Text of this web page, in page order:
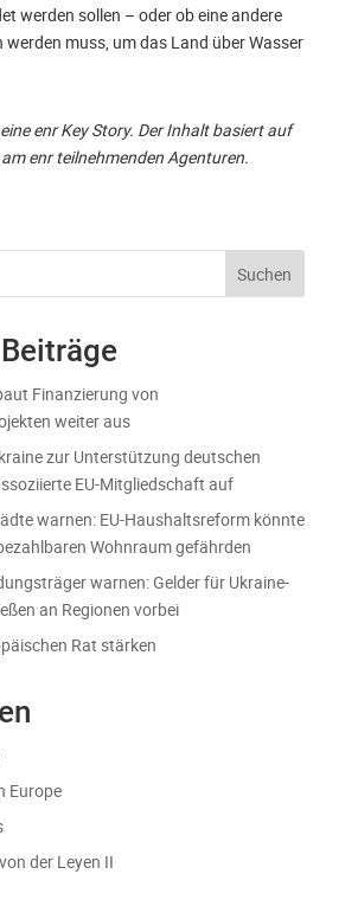
werden sollen – oder ob eine andere
muss, um das Land über Wasser
enr Key Story. Der Inhalt basiert auf
enr teilnehmenden Agenturen.
Suchen
Finanzierung von
weiter aus
zur Unterstützung deutschen
EU-Mitgliedschaft auf
warnen: EU-Haushaltsreform könnte
Wohnraum gefährden
warnen: Gelder für Ukraine-
an Regionen vorbei
Rat stärken
Europe
der Leyen II